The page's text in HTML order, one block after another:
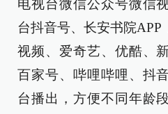
电视台微信公众号微信
台抖音号、长安书院
视频、爱奇艺、优酷、
百家号、哔哩哔哩、抖
台播出，方便不同年龄